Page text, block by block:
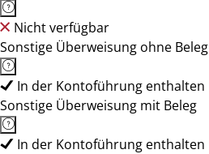
Nicht verfügbar
Sonstige Überweisung ohne Beleg
In der Kontoführung enthalten
Sonstige Überweisung mit Beleg
In der Kontoführung enthalten